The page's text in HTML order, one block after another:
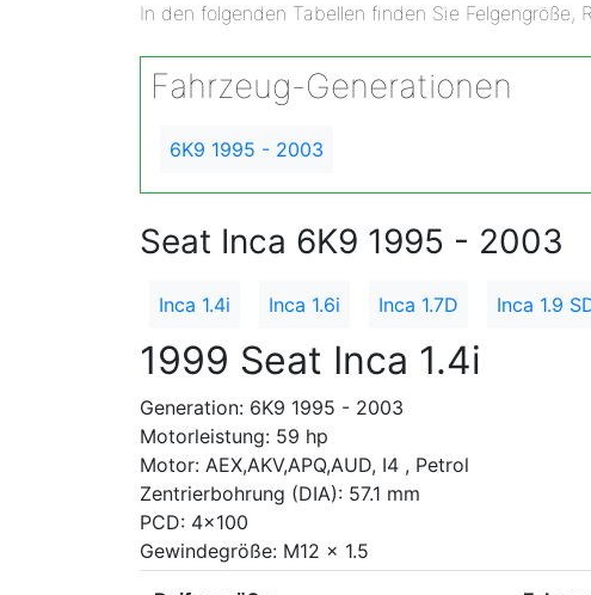
In den folgenden Tabellen finden Sie Felgengröße,
Fahrzeug-Generationen
6K9 1995 - 2003
Seat Inca 6K9 1995 - 2003
Inca 1.4i Inca 1.6i Inca 1.7D Inca 1.9
1999 Seat Inca 1.4i
Generation: 6K9 1995 - 2003
Motorleistung: 59 hp
Motor: AEX,AKV,APQ,AUD, I4 , Petrol
Zentrierbohrung (DIA): 57.1 mm
PCD: 4x100
Gewindegröße: M12 x 1.5